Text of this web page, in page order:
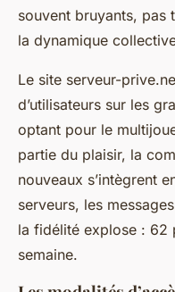
souvent bruyants, pas
la dynamique
Le site serveur-
d’utilisateurs sur les
optant pour le
partie du plaisir, la
nouveaux s’intègrent
serveurs, les
la fidélité explose : 62
semaine.